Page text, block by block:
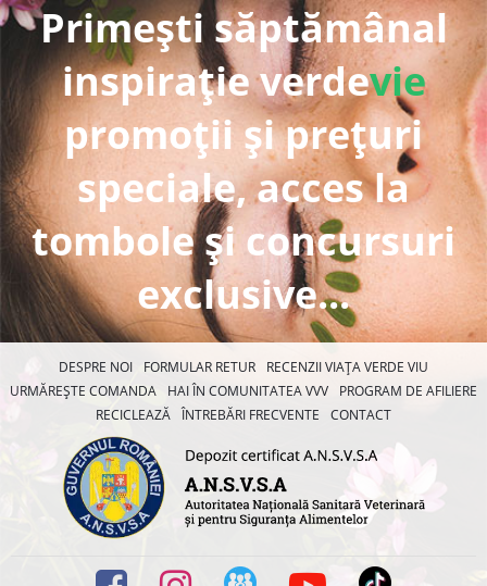
Primești săptămânal
inspirație verdevie
promoții și prețuri
speciale, acces la
tombole și concursuri
exclusive...
DESPRE NOI FORMULAR RETUR
RECENZII VIAȚA VERDE VIU
URMĂREȘTE COMANDA
HAI ÎN COMUNITATEA VVV
PROGRAM DE AFILIERE
RECICLEAZĂ ÎNTREBĂRI FRECVENTE CONTACT